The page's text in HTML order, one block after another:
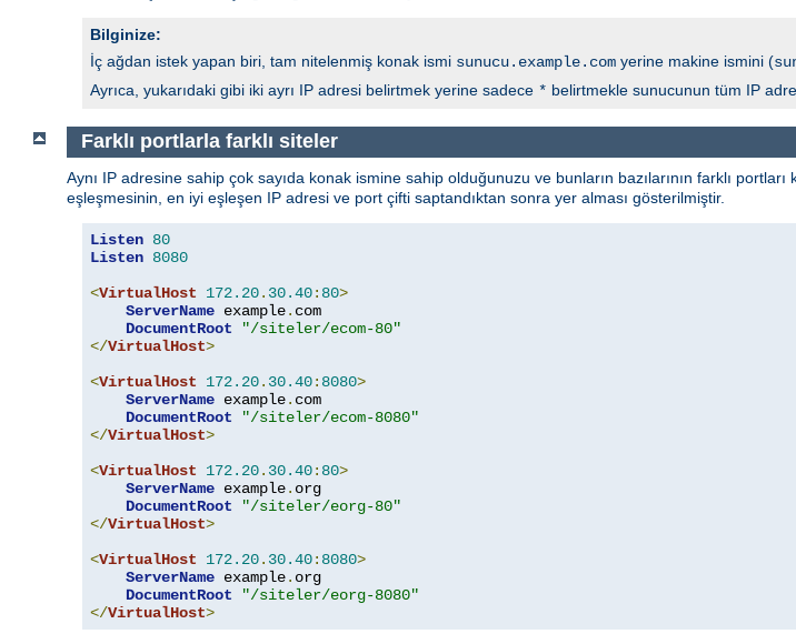
Bilginize:
İç ağdan istek yapan biri, tam nitelenmiş konak ismi sunucu.example.com yerine makine ismini (
Ayrıca, yukarıdaki gibi iki ayrı IP adresi belirtmek yerine sadece * belirtmekle sunucunun tüm IP
Farklı portlarla farklı siteler
Aynı IP adresine sahip çok sayıda konak ismine sahip olduğunuzu ve bunların bazılarının farklı
eşleşmesinin, en iyi eşleşen IP adresi ve port çifti saptandıktan sonra yer alması gösterilmiştir.
Listen 80
Listen 8080
<VirtualHost 172.20. 30.40: 80>
ServerName example. com
DocumentRoot
"/siteler/ecom-80"
</VirtualHost>
<VirtualHost 172.20. 30.40: 8080>
ServerName example. com
DocumentRoot
"/siteler/ecom-8080"
</VirtualHost>
<VirtualHost 172.20. 30.40: 80>
ServerName example. org
DocumentRoot
"/siteler/eorg-80"
</VirtualHost>
<VirtualHost 172.20. 30.40: 8080>
ServerName example. org
DocumentRoot
"/siteler/eorg-8080"
</VirtualHost>